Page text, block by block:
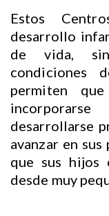
Estos
desarrollo
de vida,
condiciones
permiten
desarrollarse
avanzar en
que sus hijos
desde muy